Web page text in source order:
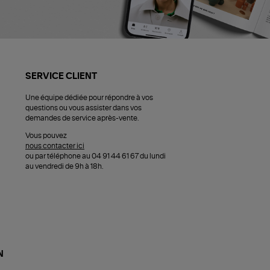
SERVICE CLIENT
Une équipe dédiée pour répondre à vos
questions ou vous assister dans vos
demandes de service après-vente.
Vous pouvez
nous contacter ici
ou par téléphone au 04 91 44 61 67 du lundi
au vendredi de 9h à 18h.